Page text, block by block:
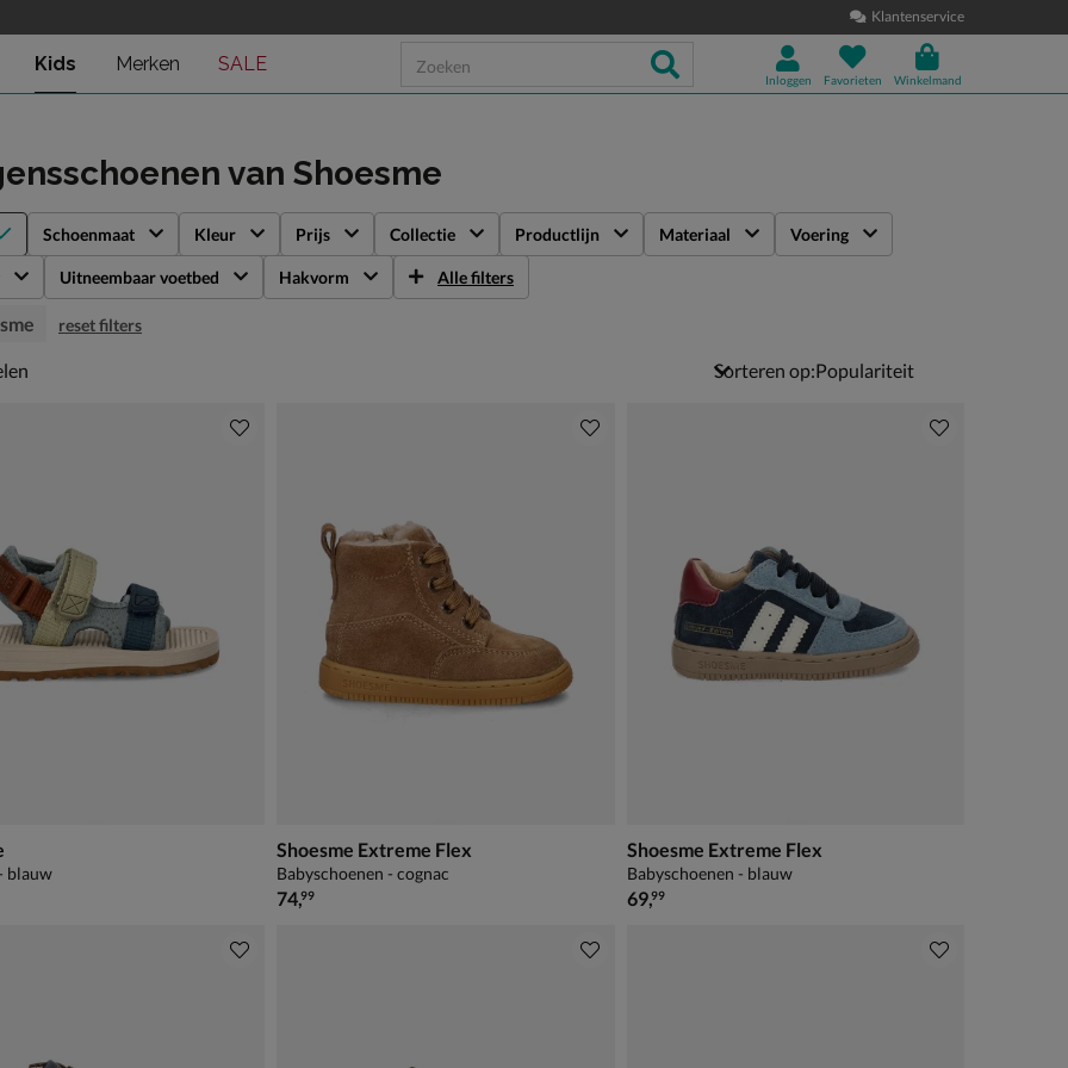
Klantenservice
Kids Merken SALE
Inloggen Favorieten Winkelmand
van Shoesme
Schoenmaat Kleur Prijs Collectie Productlijn Materiaal Voering
Uitneembaar voetbed Hakvorm Alle filters
reset filters
Sorteren op:
blauw
Shoesme Extreme Flex
Babyschoenen - cognac
€ 74,99
74,99
Shoesme Extreme Flex
Babyschoenen - blauw
€ 69,99
69,99